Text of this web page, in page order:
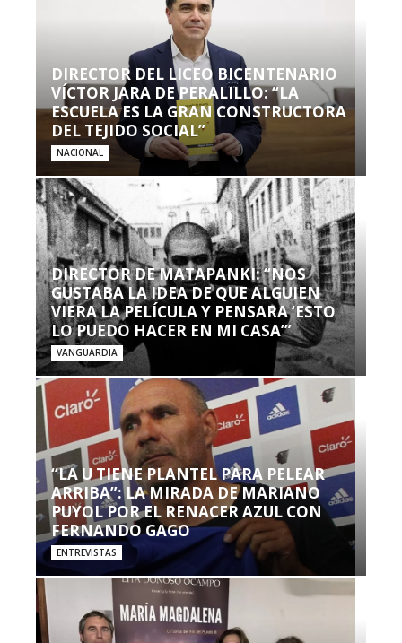
DIRECTOR DEL LICEO BICENTENARIO
VÍCTOR JARA DE PERALILLO: “LA
ESCUELA ES LA GRAN CONSTRUCTORA
DEL TEJIDO SOCIAL”
NACIONAL
DIRECTOR DE MATAPANKI: “NOS
GUSTABA LA IDEA DE QUE ALGUIEN
VIERA LA PELÍCULA Y PENSARA ‘ESTO
LO PUEDO HACER EN MI CASA’”
VANGUARDIA
“LA U TIENE PLANTEL PARA PELEAR
ARRIBA”: LA MIRADA DE MARIANO
PUYOL POR EL RENACER AZUL CON
FERNANDO GAGO
ENTREVISTAS